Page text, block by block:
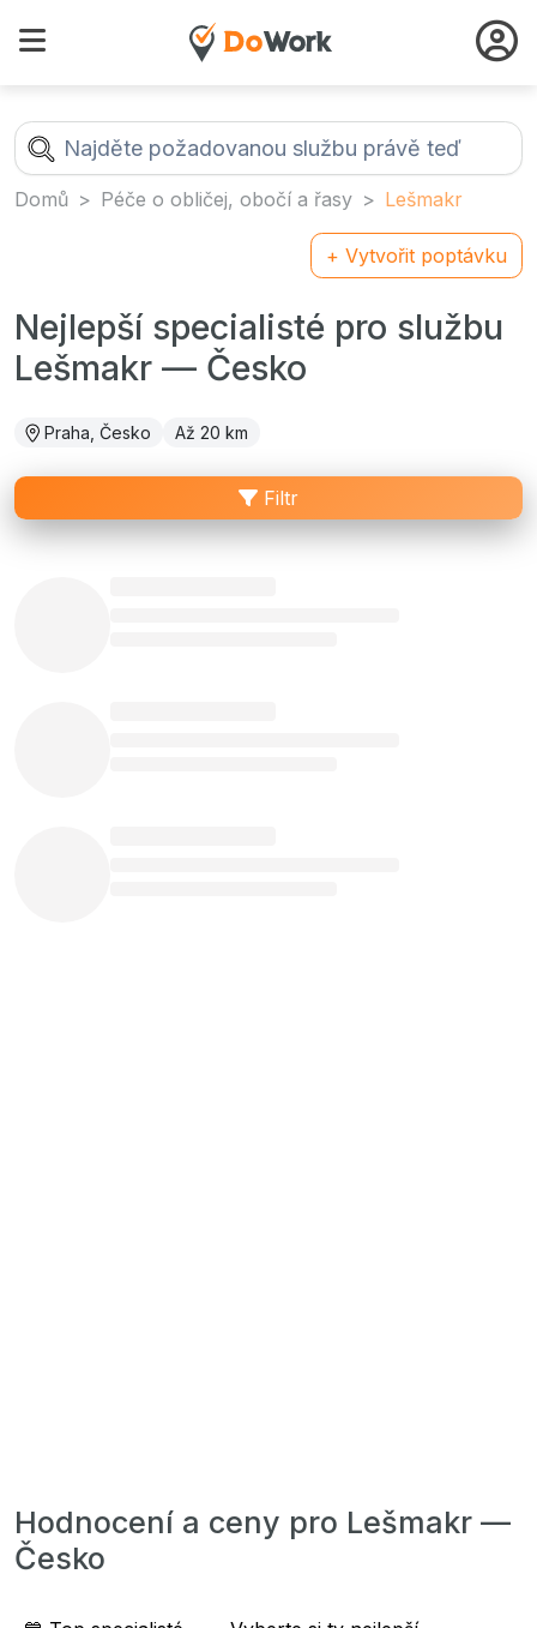
Domů Péče o obličej, obočí a řasy Lešmakr
+ Vytvořit poptávku
Nejlepší specialisté pro službu
Lešmakr — Česko
Praha, Česko Až 20 km
Filtr
Hodnocení a ceny pro Lešmakr —
Česko